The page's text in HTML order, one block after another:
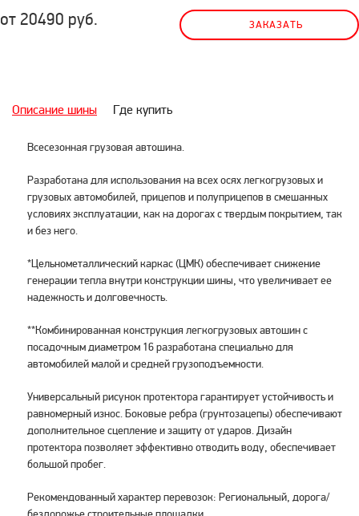
от 20490 руб. ЗАКАЗАТЬ
Описание шины Где купить
Всесезонная грузовая автошина.
Разработана для использования на всех осях легкогрузовых и
грузовых автомобилей, прицепов и полуприцепов в смешанных
условиях эксплуатации, как на дорогах с твердым покрытием, так
и без него.
*Цельнометаллический каркас (ЦМК) обеспечивает снижение
генерации тепла внутри конструкции шины, что увеличивает ее
надежность и долговечность.
**Комбинированная конструкция легкогрузовых автошин с
посадочным диаметром 16 разработана специально для
автомобилей малой и средней грузоподъемности.
Универсальный рисунок протектора гарантирует устойчивость и
равномерный износ. Боковые ребра (грунтозацепы) обеспечивают
дополнительное сцепление и защиту от ударов. Дизайн
протектора позволяет эффективно отводить воду, обеспечивает
большой пробег.
Рекомендованный характер перевозок: Региональный, дорога/